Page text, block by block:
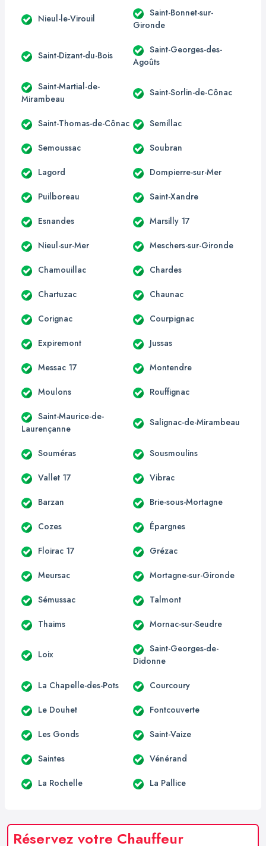
Nieul-le-Virouil
Saint-Bonnet-sur-
Gironde
Saint-Dizant-du-Bois
Saint-Georges-des-
Agoûts
Saint-Martial-de-
Mirambeau
Saint-Sorlin-de-Cônac
Saint-Thomas-de-Cônac Semillac
Semoussac Soubran
Lagord Dompierre-sur-Mer
Puilboreau Saint-Xandre
Esnandes Marsilly 17
Nieul-sur-Mer Meschers-sur-Gironde
Chamouillac Chardes
Chartuzac Chaunac
Corignac Courpignac
Expiremont Jussas
Messac 17 Montendre
Moulons Rouffignac
Saint-Maurice-de-
Laurençanne
Salignac-de-Mirambeau
Souméras Sousmoulins
Vallet 17 Vibrac
Barzan Brie-sous-Mortagne
Cozes Épargnes
Floirac 17 Grézac
Meursac Mortagne-sur-Gironde
Sémussac Talmont
Thaims Mornac-sur-Seudre
Loix
Saint-Georges-de-
Didonne
La Chapelle-des-Pots Courcoury
Le Douhet Fontcouverte
Les Gonds Saint-Vaize
Saintes Vénérand
La Rochelle La Pallice
Réservez votre Chauffeur